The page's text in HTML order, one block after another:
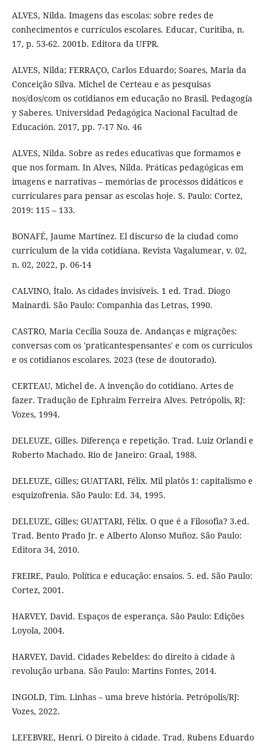
ALVES, Nilda. Imagens das escolas: sobre redes de
conhecimentos e currículos escolares. Educar, Curitiba, n.
17, p. 53-62. 2001b. Editora da UFPR.
ALVES, Nilda; FERRAÇO, Carlos Eduardo; Soares, Maria da
Conceição Silva. Michel de Certeau e as pesquisas
nos/dos/com os cotidianos em educação no Brasil. Pedagogía
y Saberes. Universidad Pedagógica Nacional Facultad de
Educación. 2017, pp. 7-17 No. 46
ALVES, Nilda. Sobre as redes educativas que formamos e
que nos formam. In Alves, Nilda. Práticas pedagógicas em
imagens e narrativas – memórias de processos didáticos e
curriculares para pensar as escolas hoje. S. Paulo: Cortez,
2019: 115 – 133.
BONAFÉ, Jaume Martínez. El discurso de la ciudad como
curriculum de la vida cotidiana. Revista Vagalumear, v. 02,
n. 02, 2022, p. 06-14
CALVINO, Ítalo. As cidades invisíveis. 1 ed. Trad. Diogo
Mainardi. São Paulo: Companhia das Letras, 1990.
CASTRO, Maria Cecília Souza de. Andanças e migrações:
conversas com os 'praticantespensantes' e com os currículos
e os cotidianos escolares. 2023 (tese de doutorado).
CERTEAU, Michel de. A invenção do cotidiano. Artes de
fazer. Tradução de Ephraim Ferreira Alves. Petrópolis, RJ:
Vozes, 1994.
DELEUZE, Gilles. Diferença e repetição. Trad. Luiz Orlandi e
Roberto Machado. Rio de Janeiro: Graal, 1988.
DELEUZE, Gilles; GUATTARI, Félix. Mil platôs 1: capitalismo e
esquizofrenia. São Paulo: Ed. 34, 1995.
DELEUZE, Gilles; GUATTARI, Félix. O que é a Filosofia? 3.ed.
Trad. Bento Prado Jr. e Alberto Alonso Muñoz. São Paulo:
Editora 34, 2010.
FREIRE, Paulo. Política e educação: ensaios. 5. ed. São Paulo:
Cortez, 2001.
HARVEY, David. Espaços de esperança. São Paulo: Edições
Loyola, 2004.
HARVEY, David. Cidades Rebeldes: do direito à cidade à
revolução urbana. São Paulo: Martins Fontes, 2014.
INGOLD, Tim. Linhas – uma breve história. Petrópolis/RJ:
Vozes, 2022.
LEFEBVRE, Henri. O Direito à cidade. Trad. Rubens Eduardo